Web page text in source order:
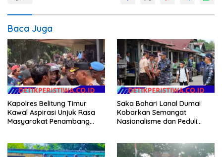
Baca Juga
Kapolres Belitung Timur
Kawal Aspirasi Unjuk Rasa
Masyarakat Penambang
Kecamatan Gantung.
Saka Bahari Lanal Dumai
Kobarkan Semangat
Nasionalisme dan Peduli